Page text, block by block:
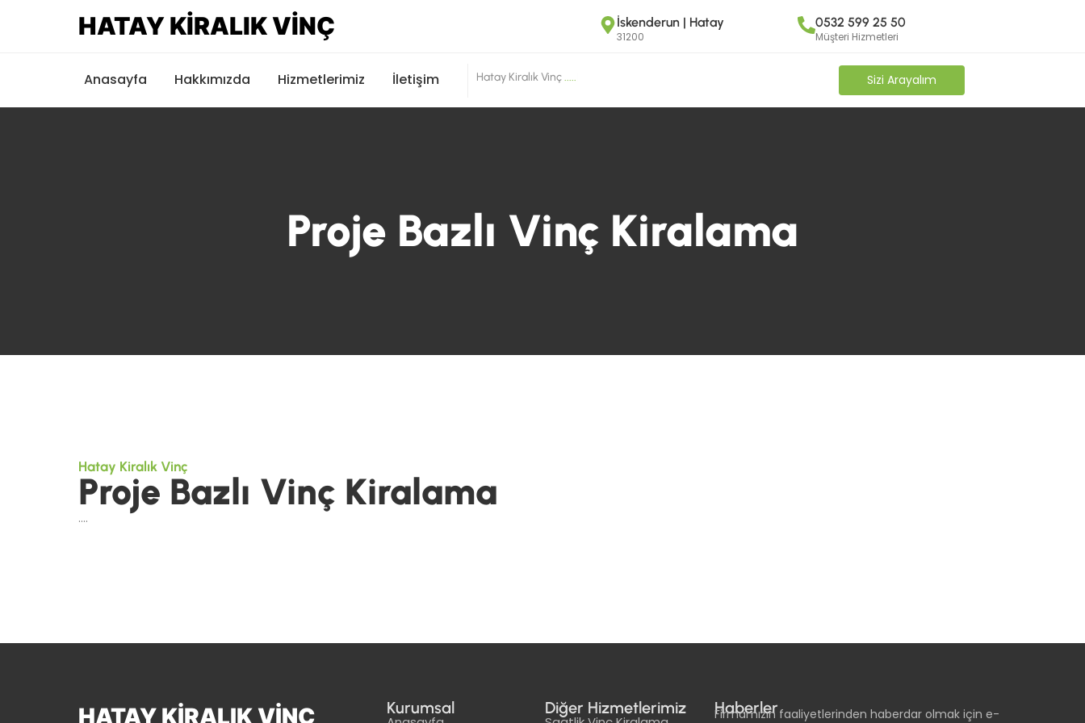
HATAY KIRALIK VINÇ İskenderun | Hatay
31200
0532 599 25 50
Müşteri Hizmetleri
Anasayfa Hakkımızda Hizmetlerimiz İletişim Hatay Kiralık Vinç..... Sizi Arayalım
Proje Bazlı Vinç Kiralama
Hatay Kiralık Vinç
Proje Bazlı Vinç Kiralama
….
HATAY KIRALIK VINÇ Kurumsal Diğer Hizmetlerimiz Haberler
Firmamızın faaliyetlerinden haberdar olmak için e-